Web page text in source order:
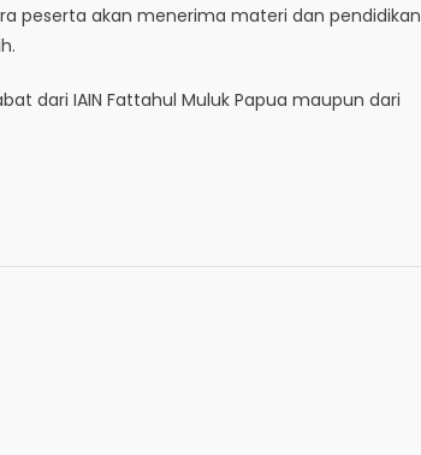
peserta akan menerima materi dan pendidikan
dari IAIN Fattahul Muluk Papua maupun dari